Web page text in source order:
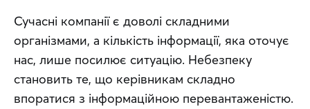
Сучасні компанії є доволі складними
організмами, а кількість інформації, яка оточує
нас, лише посилює ситуацію. Небезпеку
становить те, що керівникам складно
впоратися з інформаційною перевантаженістю.